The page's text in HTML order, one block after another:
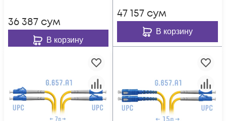
36 387 сум
В корзину
47 157 сум
В корзину